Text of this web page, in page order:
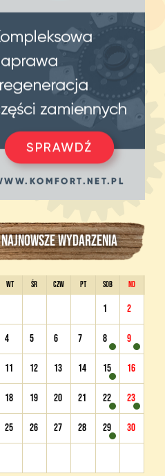
NAJNOWSZE WYDARZENIA
WT ŚR CZW PT SOB ND
1 2
4 5 6 7 8 9
11 12 13 14 15 16
18 19 20 21 22 23
25 26 27 28 29 30